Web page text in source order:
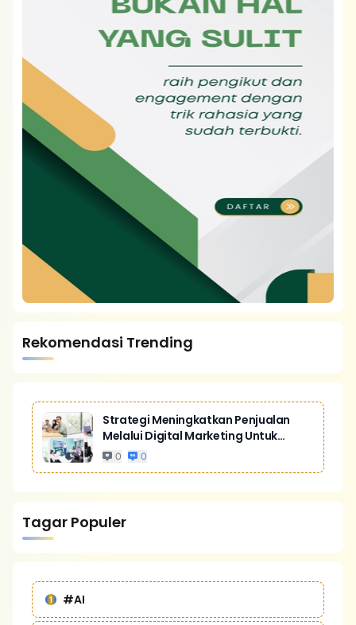
Rekomendasi Trending
Strategi Meningkatkan Penjualan
Melalui Digital Marketing Untuk
Bisnis Yang Lebih Kompetitif
0 0
Tagar Populer
#AI